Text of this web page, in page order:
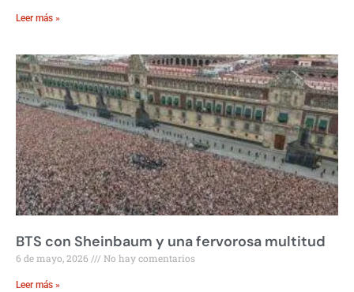
Leer más »
BTS con Sheinbaum y una fervorosa multitud
6 de mayo, 2026 No hay comentarios
Leer más »